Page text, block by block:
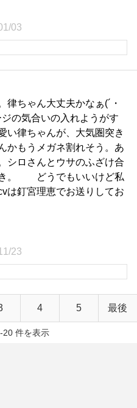
03
律ちゃん大丈夫かなぁ(´・
の気合いの入れようがす
い律ちゃんが、大気圏突き
かもうメガネ割れそう。あ
シロさんとウサのふざけ合
き。 どうでもいいけど私
は釘宮理恵でお送りしてお
23
4 5 最後
20 件を表示